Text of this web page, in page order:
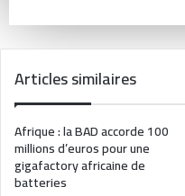
Articles similaires
Afrique : la BAD accorde 100
millions d’euros pour une
gigafactory africaine de
batteries